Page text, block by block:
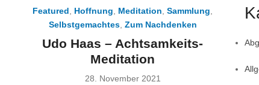
Featured Hoffnung Meditation Sammlung
Selbstgemachtes, Zum Nachdenken
Udo Haas – Achtsamkeits-
Meditation
Posted
28. November 2021